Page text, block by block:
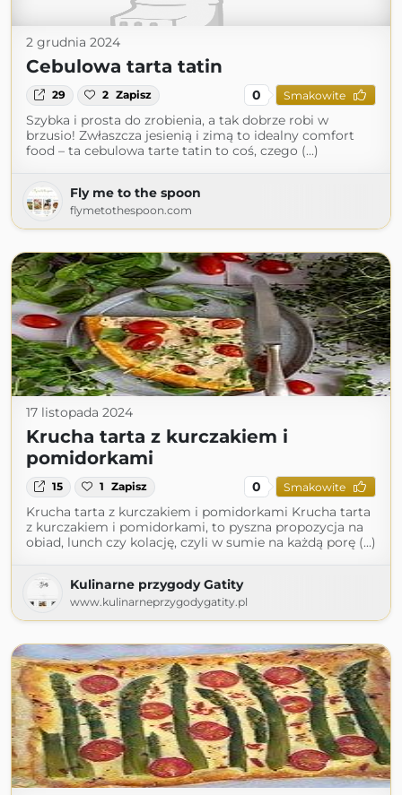
2 grudnia 2024
Cebulowa tarta tatin
29 2 Zapisz 0 Smakowite
Szybka i prosta do zrobienia, a tak dobrze robi w
brzusio! Zwłaszcza jesienią i zimą to idealny comfort
food – ta cebulowa tarte tatin to coś, czego (...)
Fly me to the spoon
flymetothespoon.com
17 listopada 2024
Krucha tarta z kurczakiem i
pomidorkami
15 1 Zapisz 0 Smakowite
Krucha tarta z kurczakiem i pomidorkami Krucha tarta
z kurczakiem i pomidorkami, to pyszna propozycja na
obiad, lunch czy kolację, czyli w sumie na każdą porę (...)
Kulinarne przygody Gatity
www.kulinarneprzygodygatity.pl